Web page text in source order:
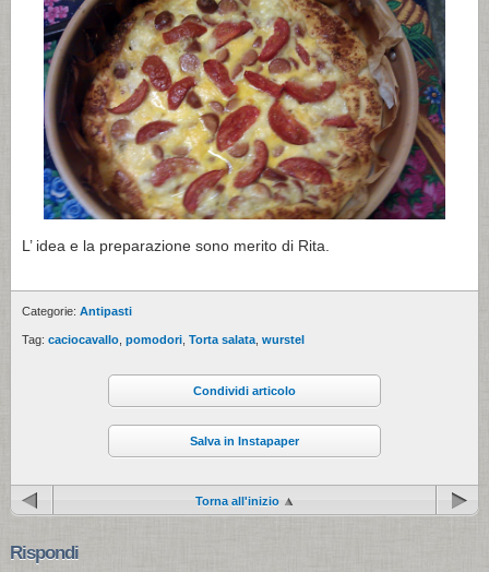
L’ idea e la preparazione sono merito di Rita.
Categorie: Antipasti
Tag: caciocavallo pomodori Torta salata wurstel
Condividi articolo
Salva in Instapaper
Torna all'inizio
Rispondi